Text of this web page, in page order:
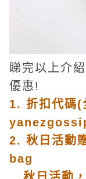
睇完以上介
優惠!
1. 折扣代碼(
2. 秋日活動
bag